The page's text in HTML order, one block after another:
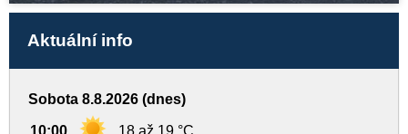
Aktuální info
Sobota 8.8.2026 (dnes)
10:00 18 až 19 °C